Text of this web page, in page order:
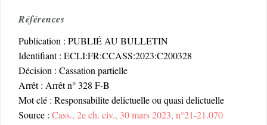
Références
Publication : PUBLIÉ AU BULLETIN
Identifiant : ECLI:FR:CCASS:2023:C200328
Décision : Cassation partielle
Arrêt : Arrêt n° 328 F-B
Mot clé : Responsabilite delictuelle ou quasi delictuelle
Source : Cass., 2e ch. civ., 30 mars 2023, n°21-21.070